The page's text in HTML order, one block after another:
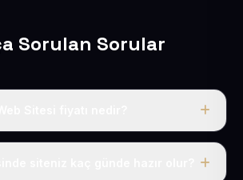
Sorulan Sorular
yıllık 50 USD + KDV. Bu bedele alan